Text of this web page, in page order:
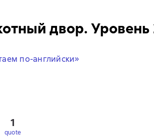
двор. Уровень
по-английски»
1
quote